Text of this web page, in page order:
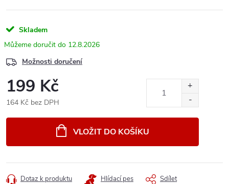
Skladem
12.8.2026
Možnosti doručení
199 Kč
164 Kč bez DPH
VLOŽIT DO KOŠÍKU
Dotaz k produktu Hlídací pes Sdílet